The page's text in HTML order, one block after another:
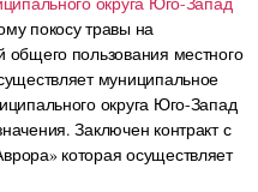
покосу травы на
общего пользования местного
муниципальное
округа Юго-Запад
Заключен контракт с
которая осуществляет